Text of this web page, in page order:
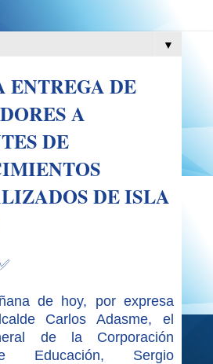
▼
ENTREGA DE
A
DE
DE ISLA
de hoy, por expresa
Carlos Adasme, el
de la Corporación
Educación, Sergio